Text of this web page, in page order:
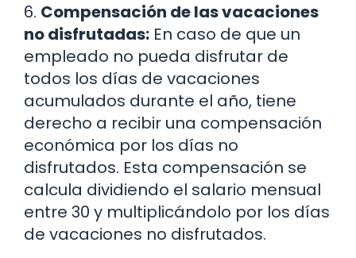
6. Compensación de las vacaciones
no disfrutadas: En caso de que un
empleado no pueda disfrutar de
todos los días de vacaciones
acumulados durante el año, tiene
derecho a recibir una compensación
económica por los días no
disfrutados. Esta compensación se
calcula dividiendo el salario mensual
entre 30 y multiplicándolo por los días
de vacaciones no disfrutados.